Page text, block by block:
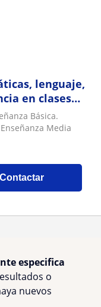
lenguaje,
en clases
de
Básica.
Media
Contactar
especifica
o
nuevos